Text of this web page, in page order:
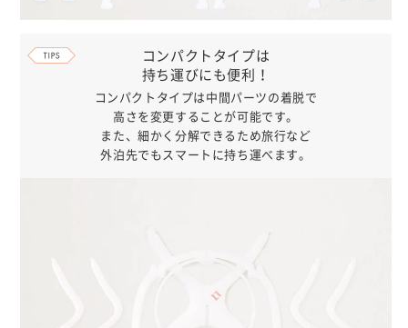
コンパクトタイプは
持ち運びにも便利！
コンパクトタイプは中間パーツの着脱で
高さを変更することが可能です。
また、細かく分解できるため旅行など
外泊先でもスマートに持ち運べます。